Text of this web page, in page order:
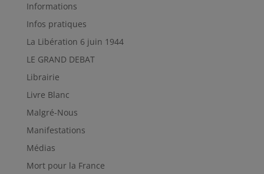
Informations
Infos pratiques
La Libération 6 juin 1944
LE GRAND DEBAT
Librairie
Livre Blanc
Malgré-Nous
Manifestations
Médias
Mort pour la France